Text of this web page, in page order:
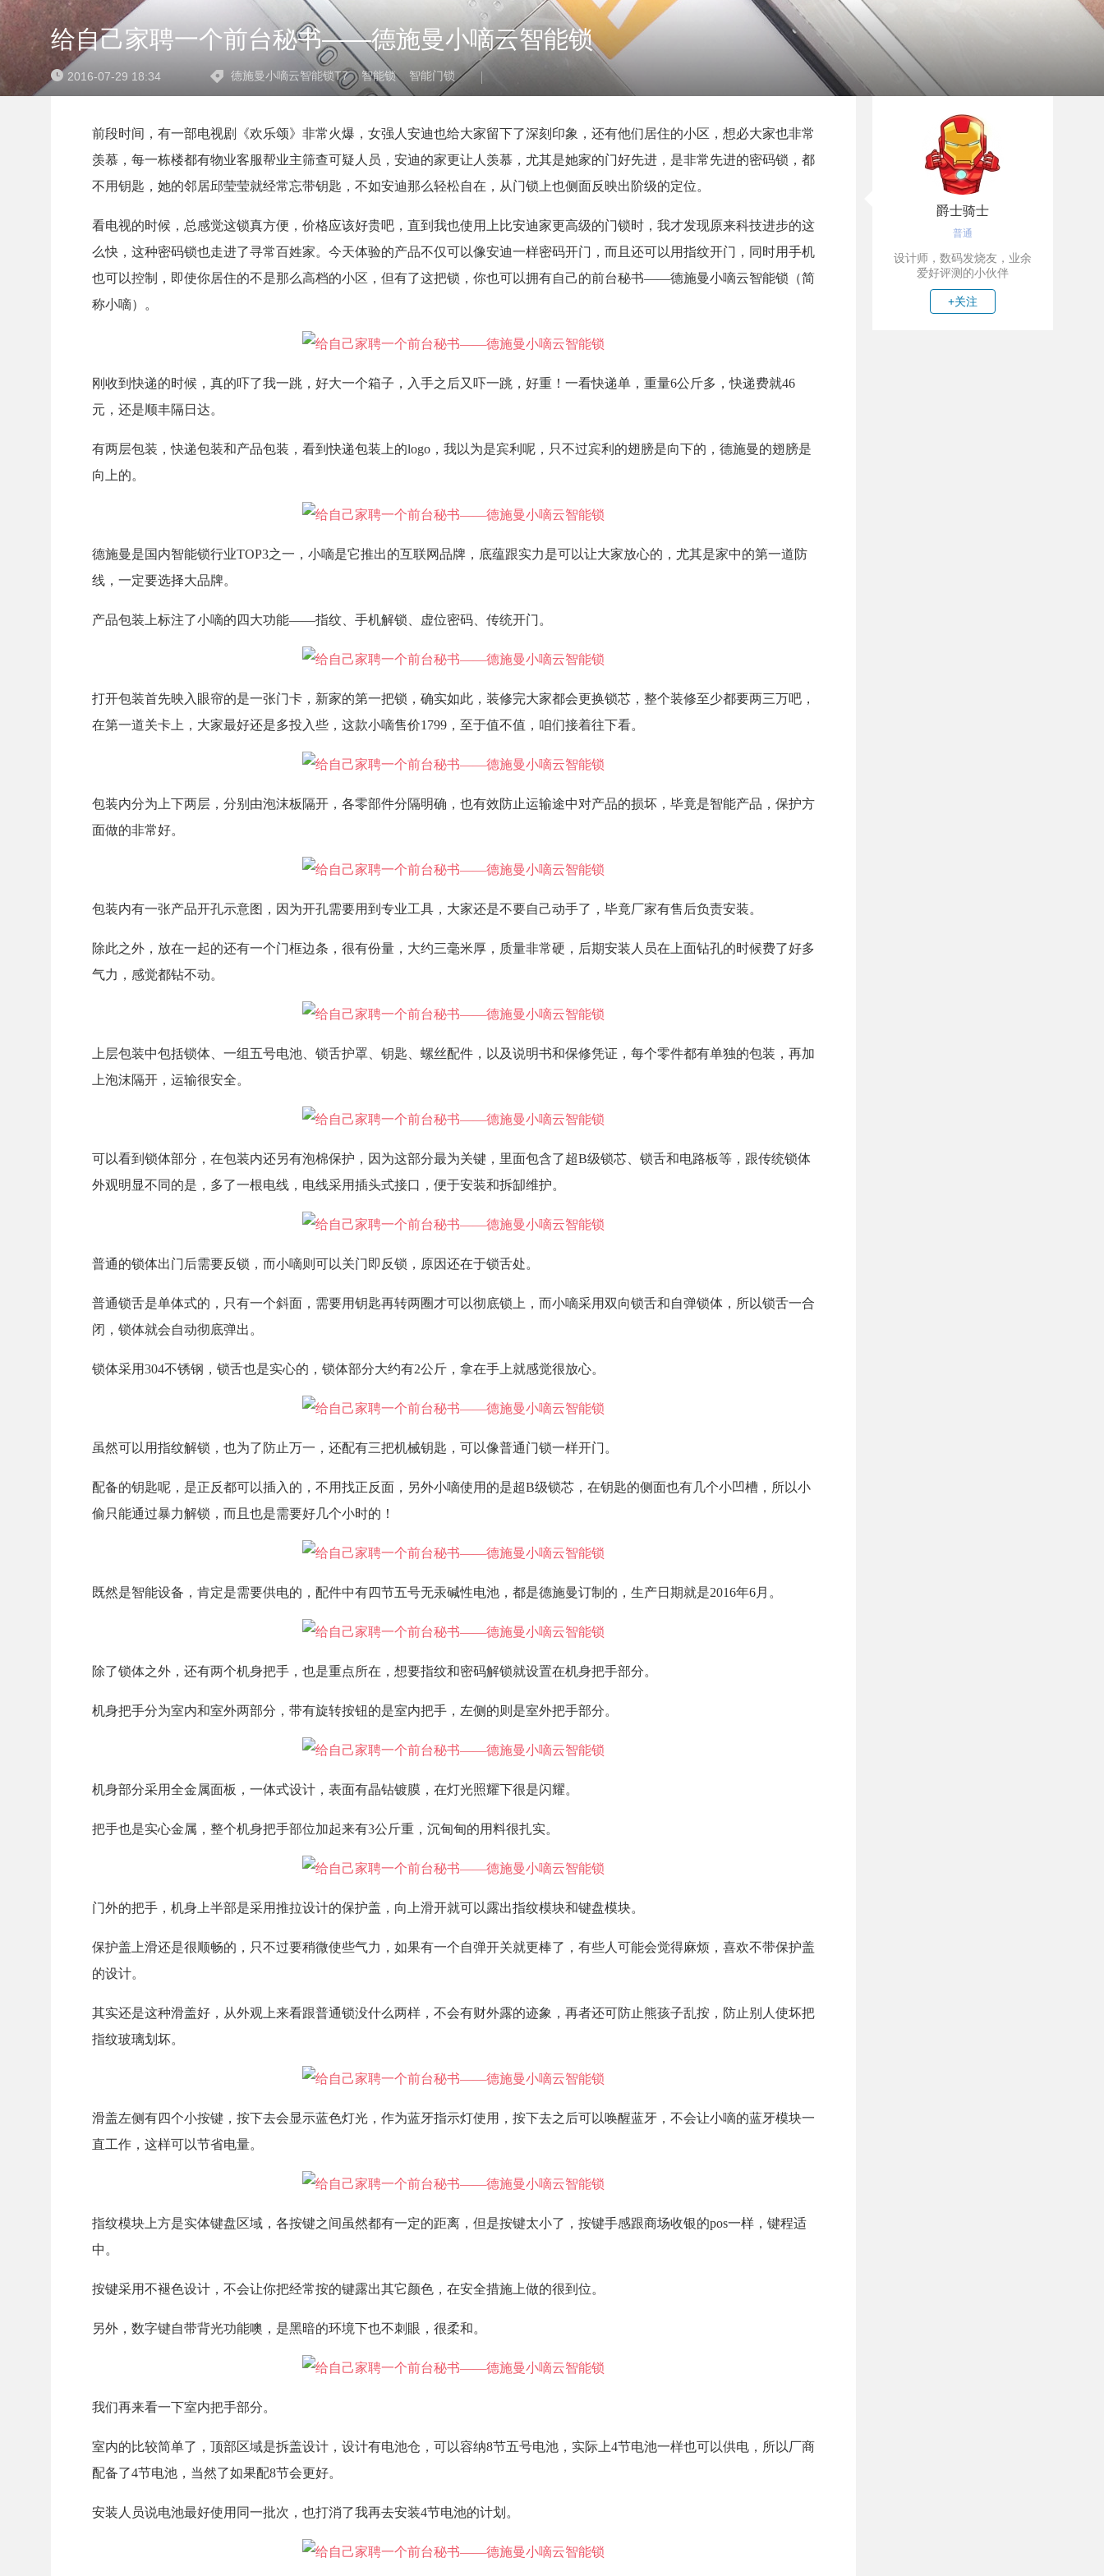
给自己家聘一个前台秘书——德施曼小嘀云智能锁
2016-07-29 18:34 德施曼小嘀云智能锁T7 智能锁 智能门锁
前段时间，有一部电视剧《欢乐颂》非常火爆，女强人安迪也给大家留下了深刻印象，还有他们居住的小区，想必大家也非常
羡慕，每一栋楼都有物业客服帮业主筛查可疑人员，安迪的家更让人羡慕，尤其是她家的门好先进，是非常先进的密码锁，都
不用钥匙，她的邻居邱莹莹就经常忘带钥匙，不如安迪那么轻松自在，从门锁上也侧面反映出阶级的定位。
看电视的时候，总感觉这锁真方便，价格应该好贵吧，直到我也使用上比安迪家更高级的门锁时，我才发现原来科技进步的这
么快，这种密码锁也走进了寻常百姓家。今天体验的产品不仅可以像安迪一样密码开门，而且还可以用指纹开门，同时用手机
也可以控制，即使你居住的不是那么高档的小区，但有了这把锁，你也可以拥有自己的前台秘书——德施曼小嘀云智能锁（简
称小嘀）。
刚收到快递的时候，真的吓了我一跳，好大一个箱子，入手之后又吓一跳，好重！一看快递单，重量6公斤多，快递费就46
元，还是顺丰隔日达。
有两层包装，快递包装和产品包装，看到快递包装上的logo，我以为是宾利呢，只不过宾利的翅膀是向下的，德施曼的翅膀是
向上的。
德施曼是国内智能锁行业TOP3之一，小嘀是它推出的互联网品牌，底蕴跟实力是可以让大家放心的，尤其是家中的第一道防
线，一定要选择大品牌。
产品包装上标注了小嘀的四大功能——指纹、手机解锁、虚位密码、传统开门。
打开包装首先映入眼帘的是一张门卡，新家的第一把锁，确实如此，装修完大家都会更换锁芯，整个装修至少都要两三万吧，
在第一道关卡上，大家最好还是多投入些，这款小嘀售价1799，至于值不值，咱们接着往下看。
包装内分为上下两层，分别由泡沫板隔开，各零部件分隔明确，也有效防止运输途中对产品的损坏，毕竟是智能产品，保护方
面做的非常好。
包装内有一张产品开孔示意图，因为开孔需要用到专业工具，大家还是不要自己动手了，毕竟厂家有售后负责安装。
除此之外，放在一起的还有一个门框边条，很有份量，大约三毫米厚，质量非常硬，后期安装人员在上面钻孔的时候费了好多
气力，感觉都钻不动。
上层包装中包括锁体、一组五号电池、锁舌护罩、钥匙、螺丝配件，以及说明书和保修凭证，每个零件都有单独的包装，再加
上泡沫隔开，运输很安全。
可以看到锁体部分，在包装内还另有泡棉保护，因为这部分最为关键，里面包含了超B级锁芯、锁舌和电路板等，跟传统锁体
外观明显不同的是，多了一根电线，电线采用插头式接口，便于安装和拆缷维护。
普通的锁体出门后需要反锁，而小嘀则可以关门即反锁，原因还在于锁舌处。
普通锁舌是单体式的，只有一个斜面，需要用钥匙再转两圈才可以彻底锁上，而小嘀采用双向锁舌和自弹锁体，所以锁舌一合
闭，锁体就会自动彻底弹出。
锁体采用304不锈钢，锁舌也是实心的，锁体部分大约有2公斤，拿在手上就感觉很放心。
虽然可以用指纹解锁，也为了防止万一，还配有三把机械钥匙，可以像普通门锁一样开门。
配备的钥匙呢，是正反都可以插入的，不用找正反面，另外小嘀使用的是超B级锁芯，在钥匙的侧面也有几个小凹槽，所以小
偷只能通过暴力解锁，而且也是需要好几个小时的！
既然是智能设备，肯定是需要供电的，配件中有四节五号无汞碱性电池，都是德施曼订制的，生产日期就是2016年6月。
除了锁体之外，还有两个机身把手，也是重点所在，想要指纹和密码解锁就设置在机身把手部分。
机身把手分为室内和室外两部分，带有旋转按钮的是室内把手，左侧的则是室外把手部分。
机身部分采用全金属面板，一体式设计，表面有晶钻镀膜，在灯光照耀下很是闪耀。
把手也是实心金属，整个机身把手部位加起来有3公斤重，沉甸甸的用料很扎实。
门外的把手，机身上半部是采用推拉设计的保护盖，向上滑开就可以露出指纹模块和键盘模块。
保护盖上滑还是很顺畅的，只不过要稍微使些气力，如果有一个自弹开关就更棒了，有些人可能会觉得麻烦，喜欢不带保护盖
的设计。
其实还是这种滑盖好，从外观上来看跟普通锁没什么两样，不会有财外露的迹象，再者还可防止熊孩子乱按，防止别人使坏把
指纹玻璃划坏。
滑盖左侧有四个小按键，按下去会显示蓝色灯光，作为蓝牙指示灯使用，按下去之后可以唤醒蓝牙，不会让小嘀的蓝牙模块一
直工作，这样可以节省电量。
指纹模块上方是实体键盘区域，各按键之间虽然都有一定的距离，但是按键太小了，按键手感跟商场收银的pos一样，键程适
中。
按键采用不褪色设计，不会让你把经常按的键露出其它颜色，在安全措施上做的很到位。
另外，数字键自带背光功能噢，是黑暗的环境下也不刺眼，很柔和。
我们再来看一下室内把手部分。
室内的比较简单了，顶部区域是拆盖设计，设计有电池仓，可以容纳8节五号电池，实际上4节电池一样也可以供电，所以厂商
配备了4节电池，当然了如果配8节会更好。
安装人员说电池最好使用同一批次，也打消了我再去安装4节电池的计划。
爵士骑士
普通
设计师，数码发烧友，业余
爱好评测的小伙伴
+关注